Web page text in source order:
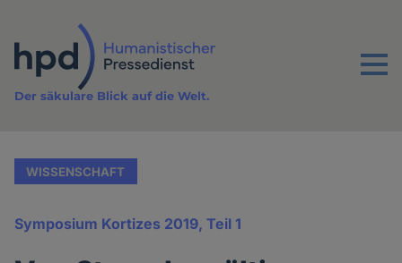
Inhalt
Menu
Der säkulare Blick auf die Welt.
WISSENSCHAFT
Symposium Kortizes 2019, Teil 1